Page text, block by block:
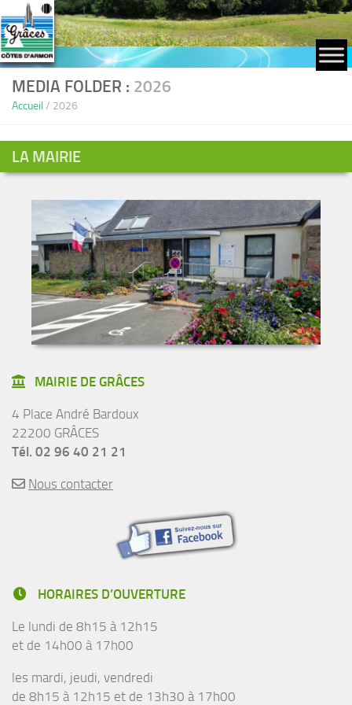
Skip to content
MEDIA FOLDER : 2026
Accueil / 2026
LA MAIRIE
MAIRIE DE GRÂCES
4 Place André Bardoux
22200 GRÂCES
Tél. 02 96 40 21 21
Nous contacter
HORAIRES D’OUVERTURE
Le lundi de 8h15 à 12h15
et de 14h00 à 17h00
les mardi, jeudi, vendredi
de 8h15 à 12h15 et de 13h30 à 17h00